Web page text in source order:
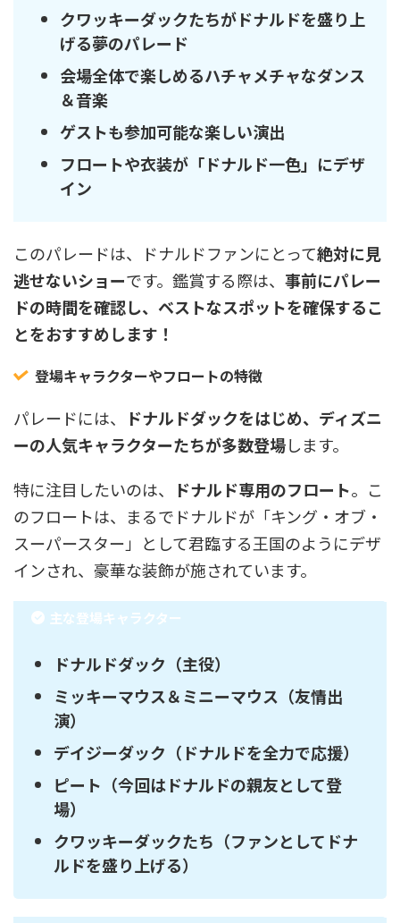
クワッキーダックたちがドナルドを盛り上
げる夢のパレード
会場全体で楽しめるハチャメチャなダンス
＆音楽
ゲストも参加可能な楽しい演出
フロートや衣装が「ドナルド一色」にデザ
イン
このパレードは、ドナルドファンにとって絶対に見
逃せないショーです。鑑賞する際は、 事前にパレー
ドの時間を確認し、ベストなスポットを確保するこ
とをおすすめします！
登場キャラクターやフロートの特徴
パレードには、
ドナルドダックをはじめ、ディズニ
ーの人気キャラクターたちが多数登場します。
特に注目したいのは、
ドナルド専用のフロート。こ
のフロートは、まるでドナルドが「キング・オブ・
スーパースター」として君臨する王国のようにデザ
インされ、豪華な装飾が施されています。
主な登場キャラクター
ドナルドダック（主役）
ミッキーマウス＆ミニーマウス（友情出
演）
デイジーダック（ドナルドを全力で応援）
ピート（今回はドナルドの親友として登
場）
クワッキーダックたち（ファンとしてドナ
ルドを盛り上げる）